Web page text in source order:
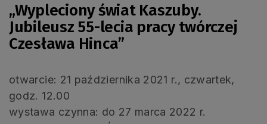
„Wypleciony świat Kaszuby.
Jubileusz 55-lecia pracy twórczej
Czesława Hinca”
otwarcie: 21 października 2021 r., czwartek,
godz. 12.00
wystawa czynna: do 27 marca 2022 r.